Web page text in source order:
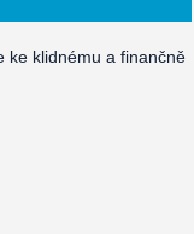
ke klidnému a finančně